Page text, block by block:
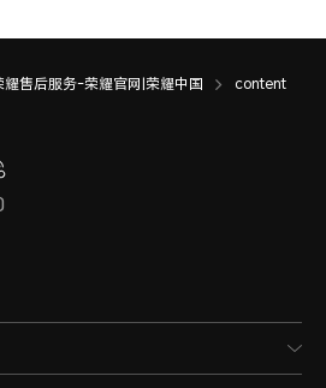
售后服务-荣耀官网|荣耀中国 content